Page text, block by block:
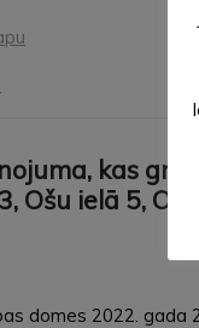
kas groza
Ošu ielā 5,
domes 2022. gada